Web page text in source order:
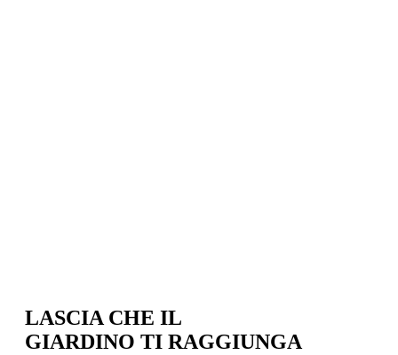
LASCIA CHE IL
GIARDINO TI RAGGIUNGA